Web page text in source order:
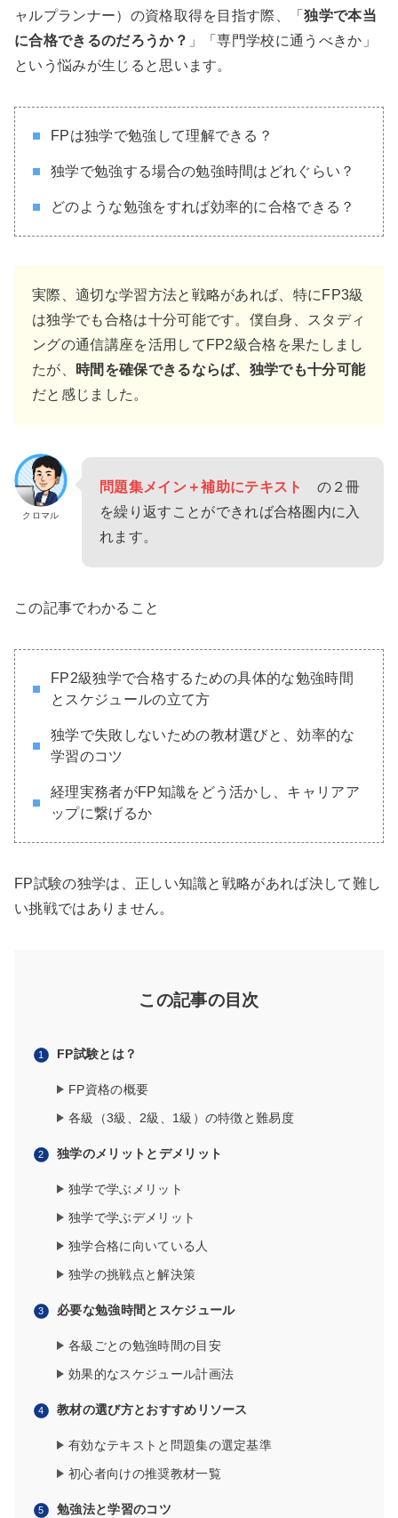
ャルプランナー）の資格取得を目指す際、「独学で本当
に合格できるのだろうか？ 」「専門学校に通うべきか」
という悩みが生じると思います。
FPは独学で勉強して理解できる？
独学で勉強する場合の勉強時間はどれぐらい？
どのような勉強をすれば効率的に合格できる？
実際、適切な学習方法と戦略があれば、特にFP3級
は独学でも合格は十分可能です。僕自身、スタディ
ングの通信講座を活用してFP2級合格を果たしまし
たが、
時間を確保できるならば、独学でも十分可能
だと感じました。
クロマル
問題集メイン＋補助にテキスト
の２冊
を繰り返すことができれば合格圏内に入
れます。
この記事でわかること
FP2級独学で合格するための具体的な勉強時間
とスケジュールの立て方
独学で失敗しないための教材選びと、効率的な
学習のコツ
経理実務者がFP知識をどう活かし、キャリアア
ップに繋げるか
FP試験の独学は、正しい知識と戦略があれば決して難し
い挑戦ではありません。
この記事の目次
FP試験とは？
FP資格の概要
各級（3級、2級、1級）の特徴と難易度
独学のメリットとデメリット
独学で学ぶメリット
独学で学ぶデメリット
独学合格に向いている人
独学の挑戦点と解決策
必要な勉強時間とスケジュール
各級ごとの勉強時間の目安
効果的なスケジュール計画法
教材の選び方とおすすめリソース
有効なテキストと問題集の選定基準
初心者向けの推奨教材一覧
勉強法と学習のコツ